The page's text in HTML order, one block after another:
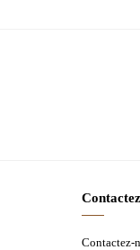
Contactez-